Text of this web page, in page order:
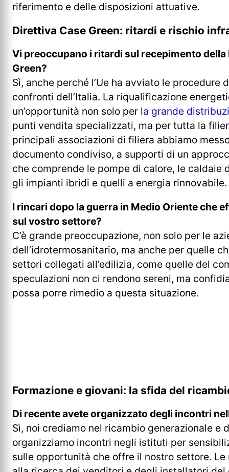
riferimento e delle disposizioni attuative.
Direttiva Case Green: ritardi e rischio
Vi preoccupano i ritardi sul recepimento della
Green?
Sì, anche perché l’Ue ha avviato le procedure
confronti dell’Italia. La riqualificazione
un’opportunità non solo per la grande
punti vendita specializzati, ma per tutta la
principali associazioni di filiera abbiamo
documento condiviso, a supporti di un
che comprende le pompe di calore, le caldaie
gli impianti ibridi e quelli a energia rinnovabile.
I rincari dopo la guerra in Medio Oriente che
sul vostro settore?
C’è grande preoccupazione, non solo per le
dell’idrotermosanitario, ma anche per quelle
settori collegati all’edilizia, come quelle del
speculazioni non ci rendono sereni, ma
possa porre rimedio a questa situazione.
Formazione e giovani: la sfida del
Di recente avete organizzato degli incontri
Sì, noi crediamo nel ricambio generazionale e
organizziamo incontri negli istituti per
sulle opportunità che offre il nostro settore. Le